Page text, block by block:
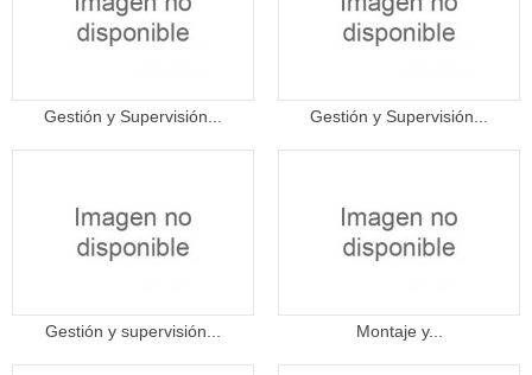
Gestión y Supervisión... Gestión y Supervisión...
Gestión y supervisión... Montaje y...